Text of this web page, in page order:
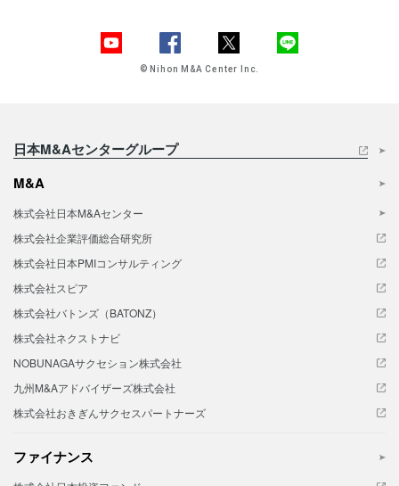
© Nihon M&A Center Inc.
日本M&Aセンターグループ
M&A
株式会社日本M&Aセンター
株式会社企業評価総合研究所
株式会社日本PMIコンサルティング
株式会社スピア
株式会社バトンズ（BATONZ）
株式会社ネクストナビ
NOBUNAGAサクセション株式会社
九州M&Aアドバイザーズ株式会社
株式会社おきぎんサクセスパートナーズ
ファイナンス